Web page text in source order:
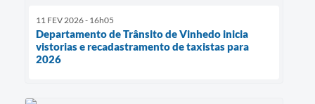
11 FEV 2026 - 16h05
Departamento de Trânsito de Vinhedo inicia
vistorias e recadastramento de taxistas para
2026